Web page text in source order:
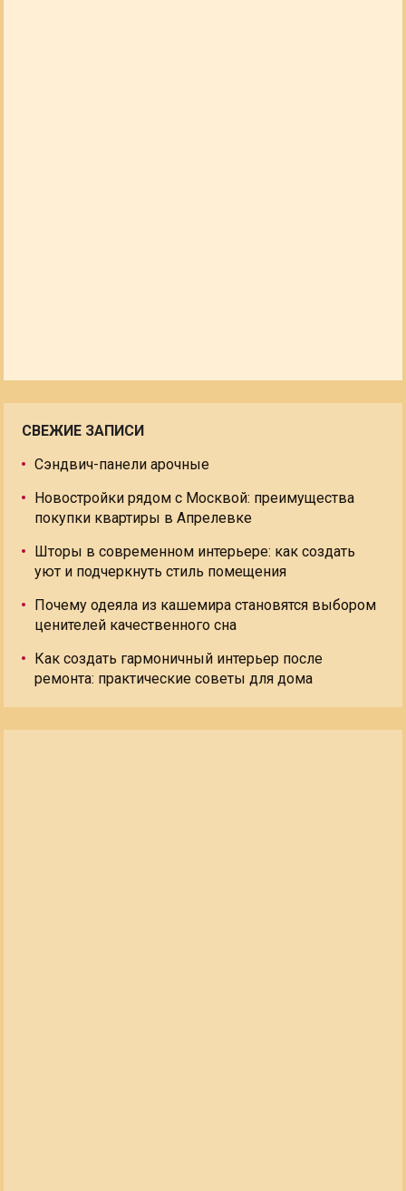
СВЕЖИЕ ЗАПИСИ
Сэндвич-панели арочные
Новостройки рядом с Москвой: преимущества
покупки квартиры в Апрелевке
Шторы в современном интерьере: как создать
уют и подчеркнуть стиль помещения
Почему одеяла из кашемира становятся выбором
ценителей качественного сна
Как создать гармоничный интерьер после
ремонта: практические советы для дома